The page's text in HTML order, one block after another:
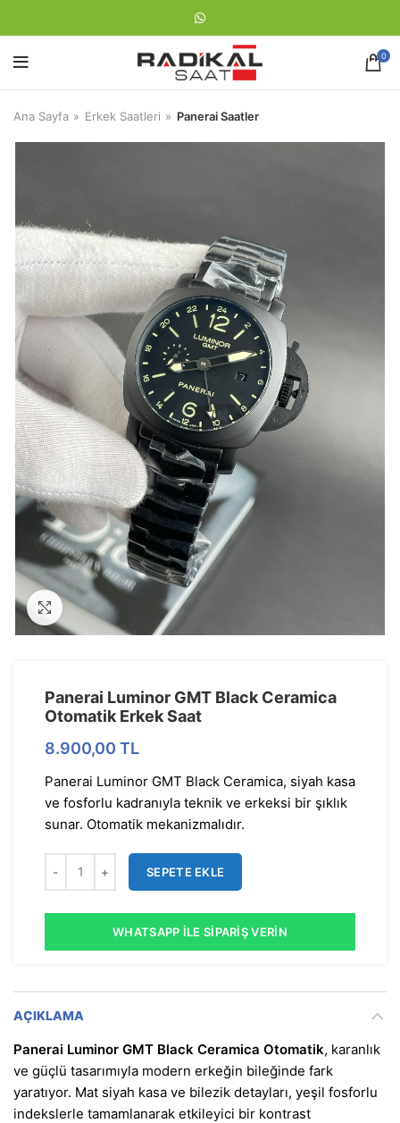
0
Ana Sayfa Erkek Saatleri Panerai Saatler
Görseli Büyütün
Panerai Luminor GMT Black Ceramica
Otomatik Erkek Saat
8.900,00 TL
Panerai Luminor GMT Black Ceramica, siyah kasa
ve fosforlu kadranıyla teknik ve erkeksi bir şıklık
sunar. Otomatik mekanizmalıdır.
SEPETE EKLE
WHATSAPP İLE SIPARIŞ VERIN
AÇIKLAMA
Panerai Luminor GMT Black Ceramica Otomatik, karanlık
ve güçlü tasarımıyla modern erkeğin bileğinde fark
yaratıyor. Mat siyah kasa ve bilezik detayları, yeşil fosforlu
indekslerle tamamlanarak etkileyici bir kontrast